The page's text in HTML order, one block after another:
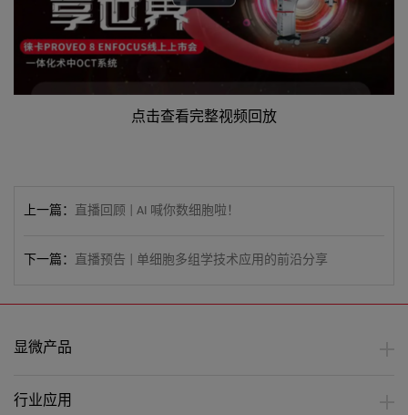
点击查看完整视频回放
上一篇： 直播回顾 | AI 喊你数细胞啦！
下一篇： 直播预告 | 单细胞多组学技术应用的前沿分享
显微产品
行业应用